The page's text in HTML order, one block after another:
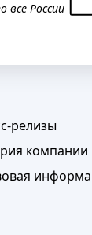
все России
релизы
компании